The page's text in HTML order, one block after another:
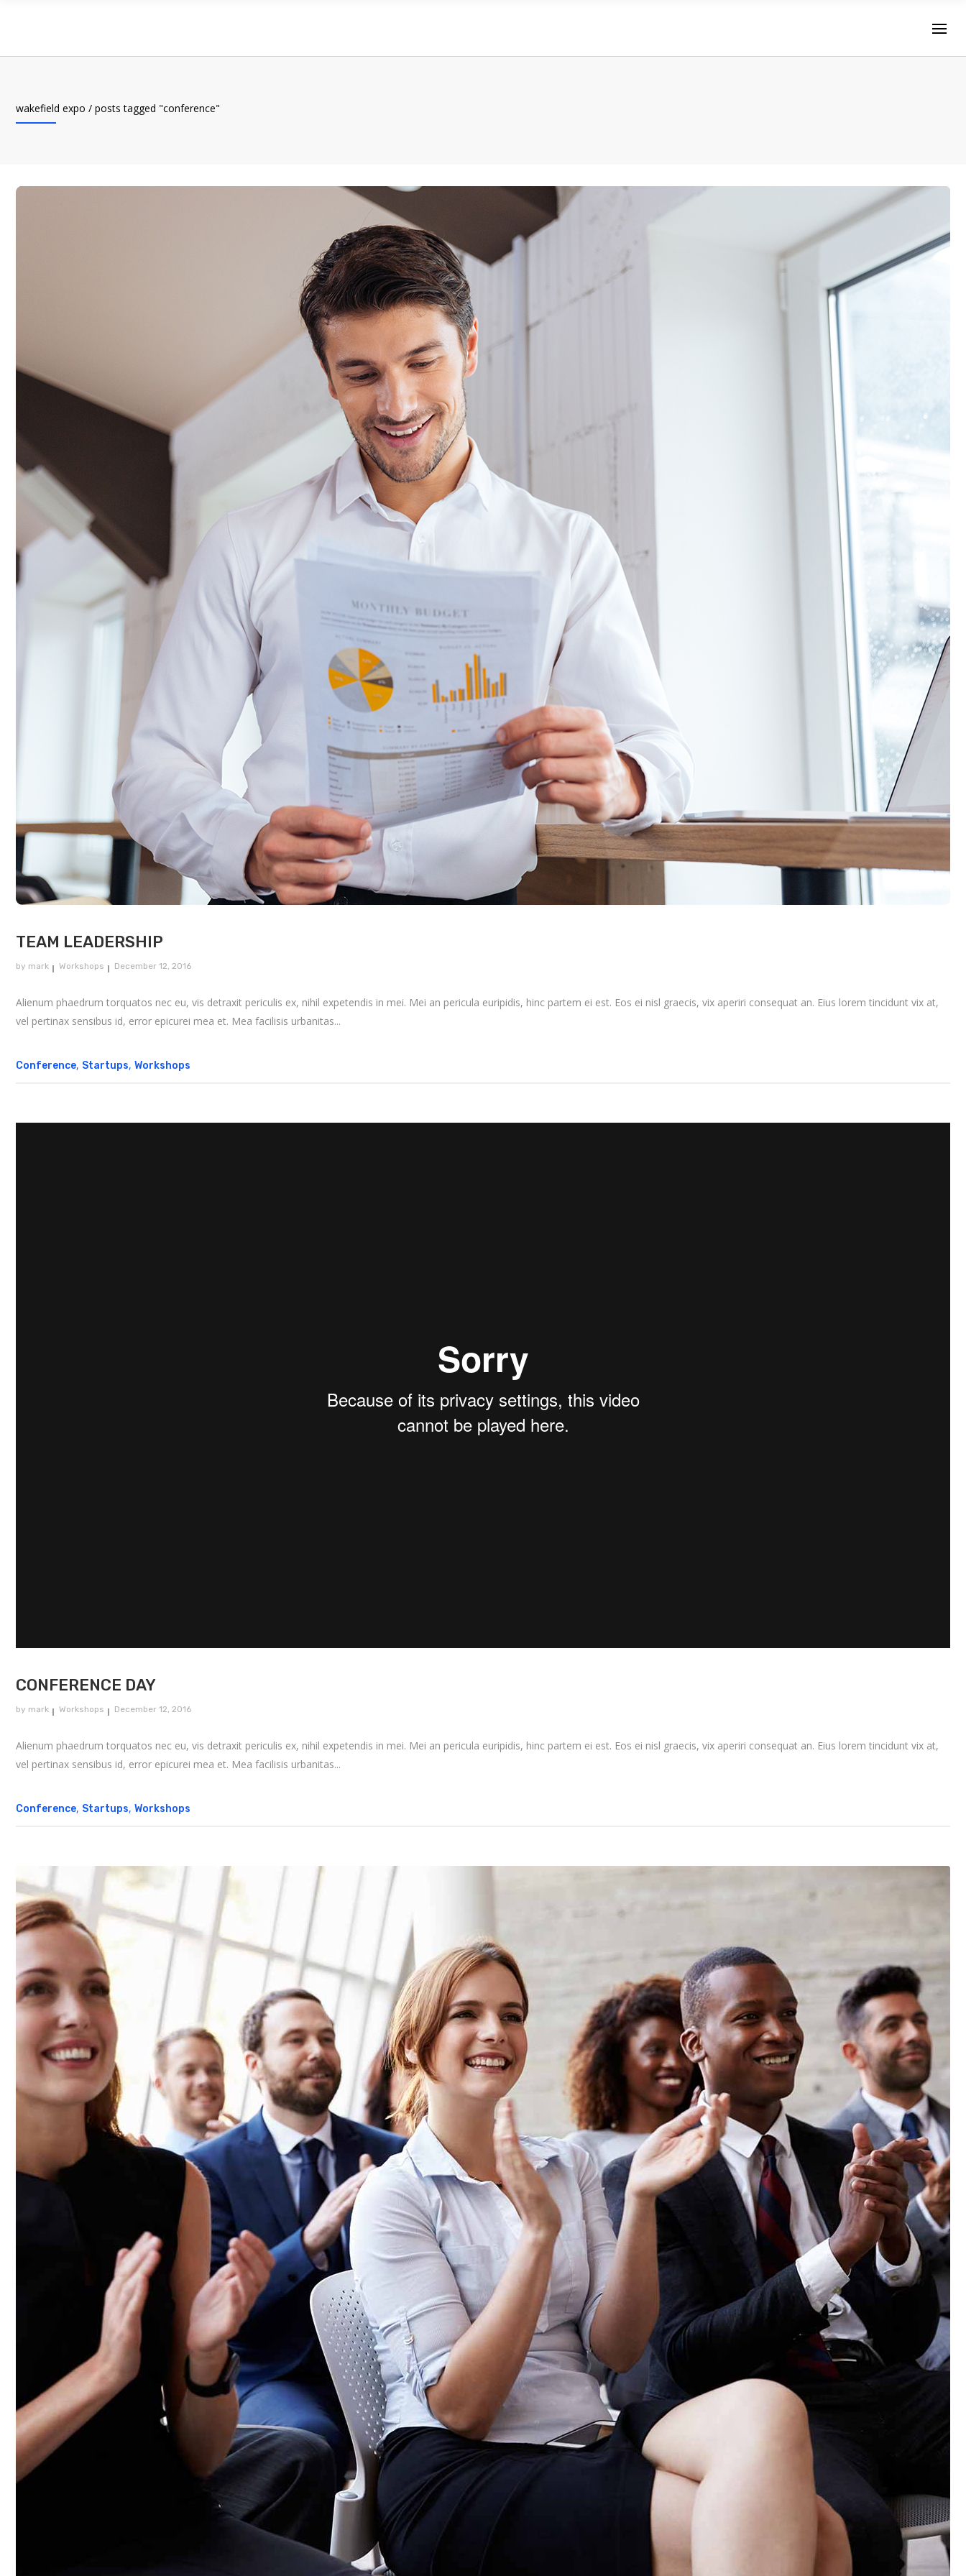
wakefield expo / posts tagged "conference"
TEAM LEADERSHIP
by mark Workshops December 12, 2016
Alienum phaedrum torquatos nec eu, vis detraxit periculis ex, nihil expetendis in mei. Mei an pericula euripidis, hinc partem ei est. Eos ei nisl graecis, vix aperiri consequat an. Eius lorem tincidunt vix at,
vel pertinax sensibus id, error epicurei mea et. Mea facilisis urbanitas...
Conference, Startups, Workshops
CONFERENCE DAY
by mark Workshops December 12, 2016
Alienum phaedrum torquatos nec eu, vis detraxit periculis ex, nihil expetendis in mei. Mei an pericula euripidis, hinc partem ei est. Eos ei nisl graecis, vix aperiri consequat an. Eius lorem tincidunt vix at,
vel pertinax sensibus id, error epicurei mea et. Mea facilisis urbanitas...
Conference, Startups, Workshops